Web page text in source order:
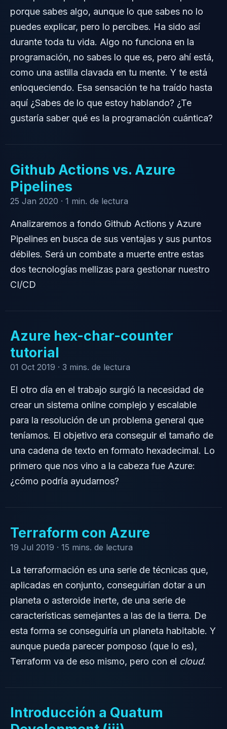
porque sabes algo, aunque lo que sabes no lo
puedes explicar, pero lo percibes. Ha sido así
durante toda tu vida. Algo no funciona en la
programación, no sabes lo que es, pero ahí está,
como una astilla clavada en tu mente. Y te está
enloqueciendo. Esa sensación te ha traído hasta
aquí ¿Sabes de lo que estoy hablando? ¿Te
gustaría saber qué es la programación cuántica?
Github Actions vs. Azure
Pipelines
25 Jan 2020 · 1 min. de lectura
Analizaremos a fondo Github Actions y Azure
Pipelines en busca de sus ventajas y sus puntos
débiles. Será un combate a muerte entre estas
dos tecnologías mellizas para gestionar nuestro
CI/CD
Azure hex-char-counter
tutorial
01 Oct 2019 · 3 mins. de lectura
El otro día en el trabajo surgió la necesidad de
crear un sistema online complejo y escalable
para la resolución de un problema general que
teníamos. El objetivo era conseguir el tamaño de
una cadena de texto en formato hexadecimal. Lo
primero que nos vino a la cabeza fue Azure:
¿cómo podría ayudarnos?
Terraform con Azure
19 Jul 2019 · 15 mins. de lectura
La terraformación es una serie de técnicas que,
aplicadas en conjunto, conseguirían dotar a un
planeta o asteroide inerte, de una serie de
características semejantes a las de la tierra. De
esta forma se conseguiría un planeta habitable. Y
aunque pueda parecer pomposo (que lo es),
Terraform va de eso mismo, pero con el cloud.
Introducción a Quatum